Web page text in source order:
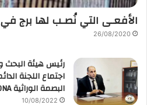
الأفعـى التي نُصـب لها برج
26/08/2020
رئيس هيئة البحث
اجتماع اللجنة
البصمة الوراثية DNA
10/08/2022